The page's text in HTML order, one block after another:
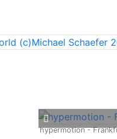
hypermotion -